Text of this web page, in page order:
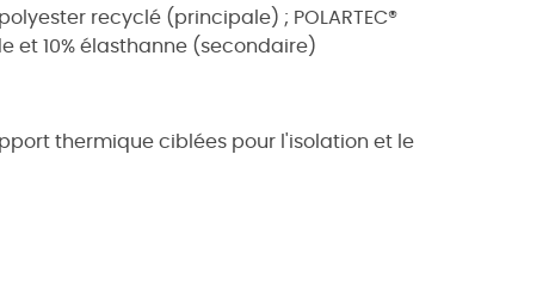
polyester recyclé (principale) ; POLARTEC®
et 10% élasthanne (secondaire)
thermique ciblées pour l'isolation et le